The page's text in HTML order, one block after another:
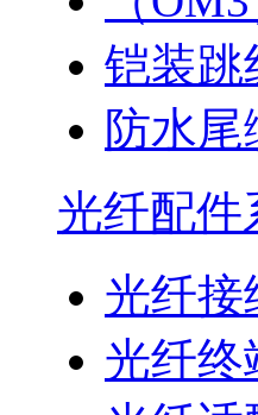
铠装跳
防水尾
光纤配件
光纤接
光纤终